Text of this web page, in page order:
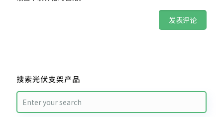
搜索光伏支架产品